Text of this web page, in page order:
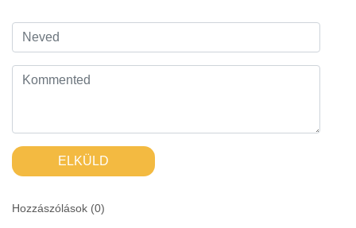
ELKÜLD
Hozzászólások (0)